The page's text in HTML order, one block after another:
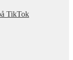
TikTok